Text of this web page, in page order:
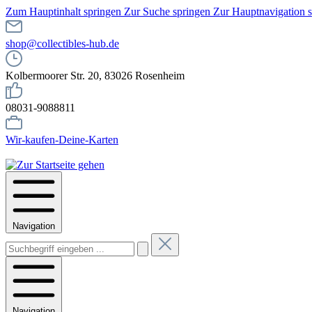
Zum Hauptinhalt springen Zur Suche springen Zur Hauptnavigation
shop@collectibles-hub.de
Kolbermoorer Str. 20, 83026 Rosenheim
08031-9088811
Wir-kaufen-Deine-Karten
Navigation